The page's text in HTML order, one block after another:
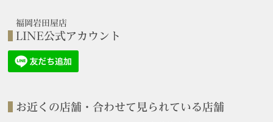
福岡岩田屋店
LINE公式アカウント
お近くの店舗・合わせて見られている店舗